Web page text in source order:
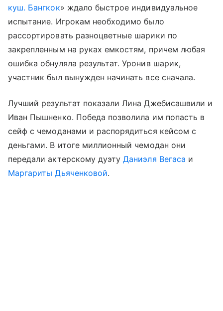
куш. Бангкок» ждало быстрое индивидуальное
испытание. Игрокам необходимо было
рассортировать разноцветные шарики по
закрепленным на руках емкостям, причем любая
ошибка обнуляла результат. Уронив шарик,
участник был вынужден начинать все сначала.
Лучший результат показали Лина Джебисашвили и
Иван Пышненко. Победа позволила им попасть в
сейф с чемоданами и распорядиться кейсом с
деньгами. В итоге миллионный чемодан они
передали актерскому дуэтуДаниэля Вегаса и
Маргариты Дьяченковой.